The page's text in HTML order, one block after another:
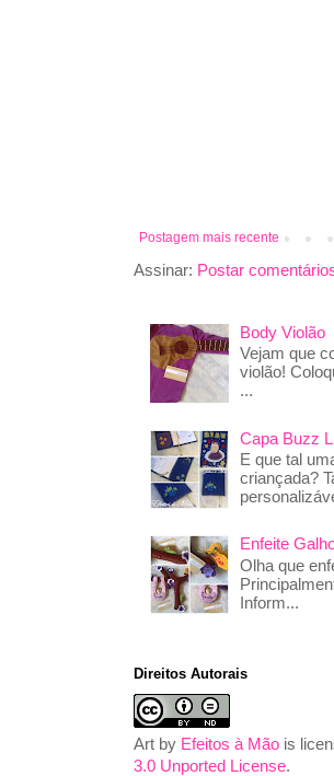
Postagem mais recente
Assinar: Postar
Body Violão
Vejam que
violão!
...
Capa Buzz
E que tal
criançada?
Enfeite
Olha que
Inform...
Direitos Autorais
Art by Efeitos à Mão is
3.0 Unported License.